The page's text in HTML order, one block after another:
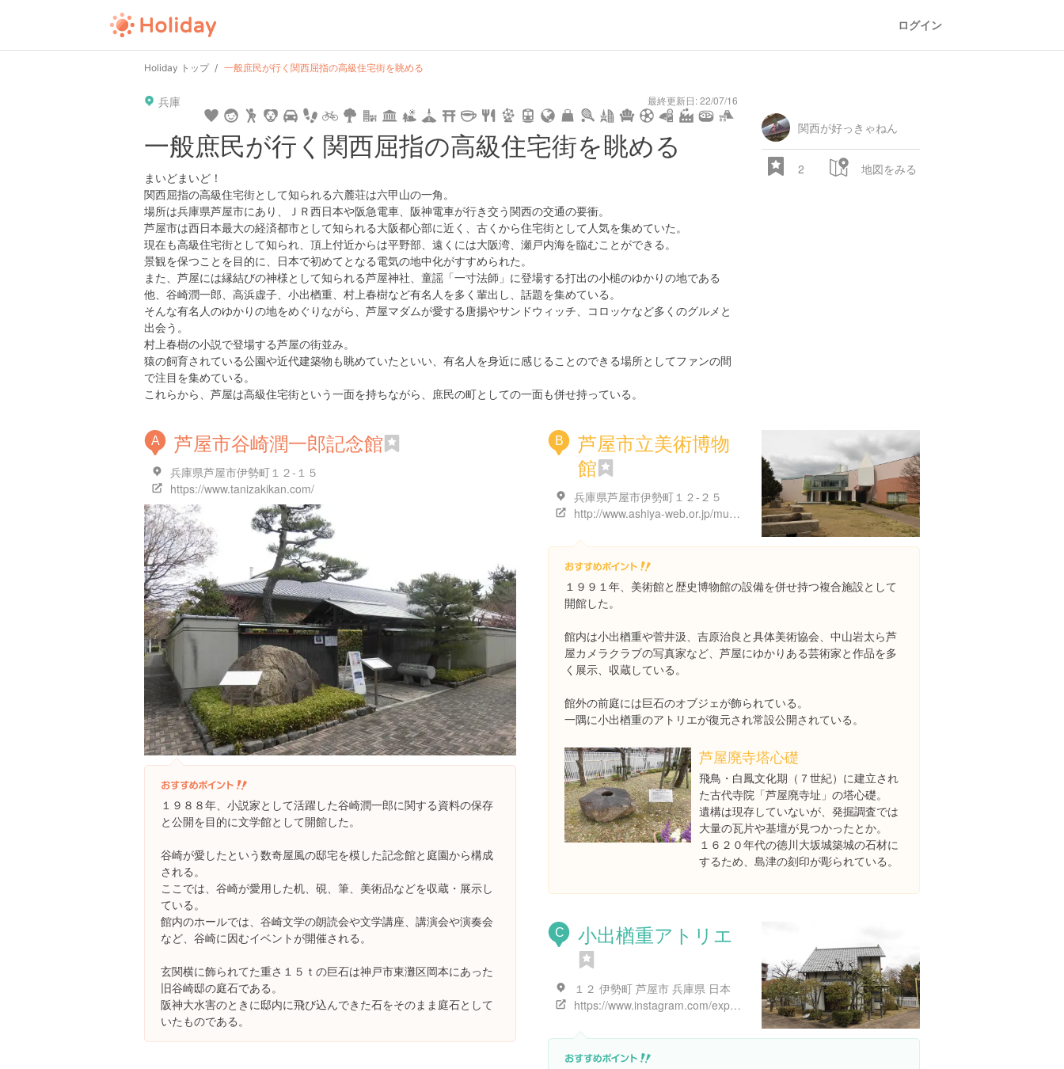
ログイン
Holiday トップ 一般庶民が行く関西屈指の高級住宅街を眺める
兵庫 最終更新日: 22/07/16
shopping general
store
railroad train comic mountain sports
一般庶民が行く関西屈指の高級住宅街を眺める
まいどまいど！
関西屈指の高級住宅街として知られる六麓荘は六甲山の一角。
場所は兵庫県芦屋市にあり、ＪＲ西日本や阪急電車、阪神電車が行き交う関西の交通の要衝。
芦屋市は西日本最大の経済都市として知られる大阪都心部に近く、古くから住宅街として人気を集めていた。
現在も高級住宅街として知られ、頂上付近からは平野部、遠くには大阪湾、瀬戸内海を臨むことができる。
景観を保つことを目的に、日本で初めてとなる電気の地中化がすすめられた。
また、芦屋には縁結びの神様として知られる芦屋神社、童謡「一寸法師」に登場する打出の小槌のゆかりの地である
他、谷崎潤一郎、高浜虚子、小出楢重、村上春樹など有名人を多く輩出し、話題を集めている。
そんな有名人のゆかりの地をめぐりながら、芦屋マダムが愛する唐揚やサンドウィッチ、コロッケなど多くのグルメと
出会う。
村上春樹の小説で登場する芦屋の街並み。
猿の飼育されている公園や近代建築物も眺めていたといい、有名人を身近に感じることのできる場所としてファンの間
で注目を集めている。
これらから、芦屋は高級住宅街という一面を持ちながら、庶民の町としての一面も併せ持っている。
関西が好っきゃねん
2 地図をみる
A 芦屋市谷崎潤一郎記念館
兵庫県芦屋市伊勢町１２-１５
https://www.tanizakikan.com/
１９８８年、小説家として活躍した谷崎潤一郎に関する資料の保存
と公開を目的に文学館として開館した。
谷崎が愛したという数奇屋風の邸宅を模した記念館と庭園から構成
される。
ここでは、谷崎が愛用した机、硯、筆、美術品などを収蔵・展示し
ている。
館内のホールでは、谷崎文学の朗読会や文学講座、講演会や演奏会
など、谷崎に因むイベントが開催される。
玄関横に飾られてた重さ１５ｔの巨石は神戸市東灘区岡本にあった
旧谷崎邸の庭石である。
阪神大水害のときに邸内に飛び込んできた石をそのまま庭石として
いたものである。
B
芦屋市立美術博物
館
兵庫県芦屋市伊勢町１２-２５
http://www.ashiya-web.or.jp/museum/
１９９１年、美術館と歴史博物館の設備を併せ持つ複合施設として
開館した。
館内は小出楢重や菅井汲、吉原治良と具体美術協会、中山岩太ら芦
屋カメラクラブの写真家など、芦屋にゆかりある芸術家と作品を多
く展示、収蔵している。
館外の前庭には巨石のオブジェが飾られている。
一隅に小出楢重のアトリエが復元され常設公開されている。
芦屋廃寺塔心礎
飛鳥・白鳳文化期（７世紀）に建立され
た古代寺院「芦屋廃寺址」の塔心礎。
遺構は現存していないが、発掘調査では
大量の瓦片や基壇が見つかったとか。
１６２０年代の徳川大坂城築城の石材に
するため、島津の刻印が彫られている。
C 小出楢重アトリエ
１２ 伊勢町 芦屋市 兵庫県 日本
https://www.instagram.com/explore/locations/486827128484768